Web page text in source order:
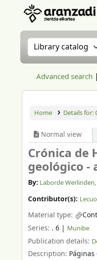
Search the
Advanced search
Home Details for:
Normal view
Crónica de
geológico -
By: Laborde
Contributor(s):
Material type:
Series: . 6 | Munibe
Publication details:
Description: Páginas